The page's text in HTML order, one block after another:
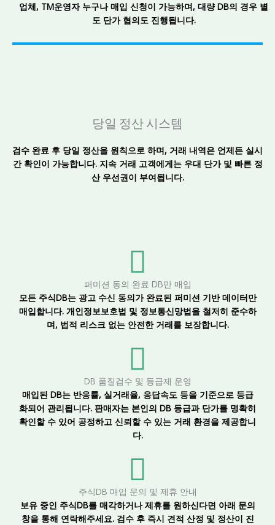
업체, TM운영자 누구나 매입 신청이 가능하며, 대량 DB의 경우 별
도 단가 협의도 진행됩니다.
당일 정산 시스템
검수 완료 후 당일 정산을 원칙으로 하며, 거래 내역은 언제든 실시
간 확인이 가능합니다. 지속 거래 고객에게는 우대 단가 및 빠른 정
산 우선권이 부여됩니다.
퍼미션 동의 완료 DB만 매입
모든 주식DB는 광고 수신 동의가 완료된 퍼미션 기반 데이터만
매입합니다. 개인정보보호법 및 정보통신망법을 철저히 준수하
며, 법적 리스크 없는 안전한 거래를 보장합니다.
DB 품질검수 및 등급제 운영
매입된 DB는 반응률, 실거래율, 응답속도 등을 기준으로 등급
화되어 관리됩니다. 판매자는 본인의 DB 등급과 단가를 명확히
확인할 수 있어 공정하고 신뢰할 수 있는 거래 환경을 제공합니
다.
주식DB 매입 문의 및 제휴 안내
보유 중인 주식DB를 매각하거나 제휴를 원하신다면 아래 문의
창을 통해 연락해주세요. 검수 후 즉시 견적 산정 및 정산이 진